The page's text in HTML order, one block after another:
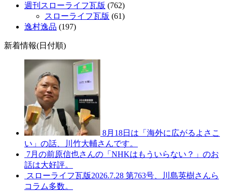
週刊スローライフ瓦版 (762)
スローライフ瓦版 (61)
逸村逸品 (197)
新着情報(日付順)
8月18日は「海外に広がるよさこ
い」の話、川竹大輔さんです。
7月の前原信也さんの「NHKはもういらない？」のお
話は大好評。
スローライフ瓦版2026.7.28 第763号、川島英樹さんら
コラム多数。